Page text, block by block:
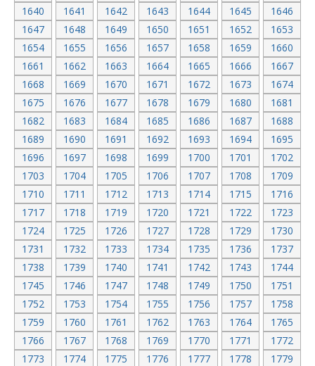
1640
1641 1642 1643 1644 1645
1646
1647
1648 1649 1650 1651 1652
1653
1654
1655 1656 1657 1658 1659
1660
1661
1662 1663 1664 1665 1666
1667
1668
1669 1670 1671 1672 1673
1674
1675
1676 1677 1678 1679 1680
1681
1682
1683 1684 1685 1686 1687
1688
1689
1690 1691 1692 1693 1694
1695
1696
1697 1698 1699 1700 1701
1702
1703
1704 1705 1706 1707 1708
1709
1710
1711 1712 1713 1714 1715
1716
1717
1718 1719 1720 1721 1722
1723
1724
1725 1726 1727 1728 1729
1730
1731
1732 1733 1734 1735 1736
1737
1738
1739 1740 1741 1742 1743
1744
1745
1746 1747 1748 1749 1750
1751
1752
1753 1754 1755 1756 1757
1758
1759
1760 1761 1762 1763 1764
1765
1766
1767 1768 1769 1770 1771
1772
1773
1774 1775 1776 1777 1778
1779